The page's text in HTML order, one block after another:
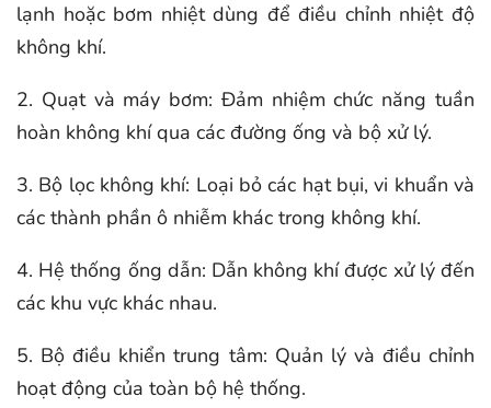
lạnh hoặc bơm nhiệt dùng để điều chỉnh nhiệt độ
không khí.
2. Quạt và máy bơm: Đảm nhiệm chức năng tuần
hoàn không khí qua các đường ống và bộ xử lý.
3. Bộ lọc không khí: Loại bỏ các hạt bụi, vi khuẩn và
các thành phần ô nhiễm khác trong không khí.
4. Hệ thống ống dẫn: Dẫn không khí được xử lý đến
các khu vực khác nhau.
5. Bộ điều khiển trung tâm: Quản lý và điều chỉnh
hoạt động của toàn bộ hệ thống.